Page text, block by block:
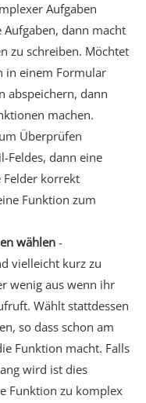
Aufgaben
dann macht
zu schreiben. Möchtet
in einem Formular
abspeichern, dann
machen.
Überprüfen
Feldes, dann eine
korrekt
Funktion zum
wählen -
vielleicht kurz zu
wenig aus wenn ihr
Wählt stattdessen
so dass schon am
Funktion macht. Falls
wird ist dies
Funktion zu komplex